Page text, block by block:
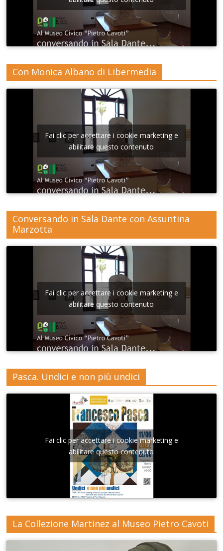
Con Monica Albano di Libermedia
Fai clic per accettare i cookie marketing e
abilitare questo contenuto
Conversando in Sala Dante con Assuntina
Marzotta
Fai clic per accettare i cookie marketing e
abilitare questo contenuto
Pasca. Undici e non più undici
Fai clic per accettare i cookie marketing e
abilitare questo contenuto
La Collezione Martinez al Museo Pietro Cavoti